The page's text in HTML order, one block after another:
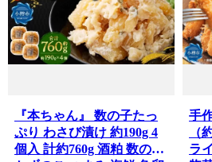
『本ちゃん』 数の子たっ
ぷり わさび漬け 約190g 4
個入 計約760g 酒粕 数の子
手
（
ラ